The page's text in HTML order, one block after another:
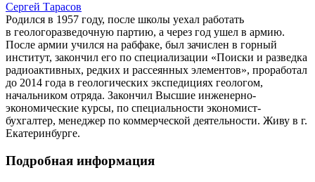
Сергей Тарасов
Родился в 1957 году, после школы уехал работать
в геологоразведочную партию, а через год ушел в армию.
После армии учился на рабфаке, был зачислен в горный
институт, закончил его по специализации «Поиски и разведка
радиоактивных, редких и рассеянных элементов», проработал
до 2014 года в геологических экспедициях геологом,
начальником отряда. Закончил Высшие инженерно-
экономические курсы, по специальности экономист-
бухгалтер, менеджер по коммерческой деятельности. Живу в г.
Екатеринбурге.
Подробная информация